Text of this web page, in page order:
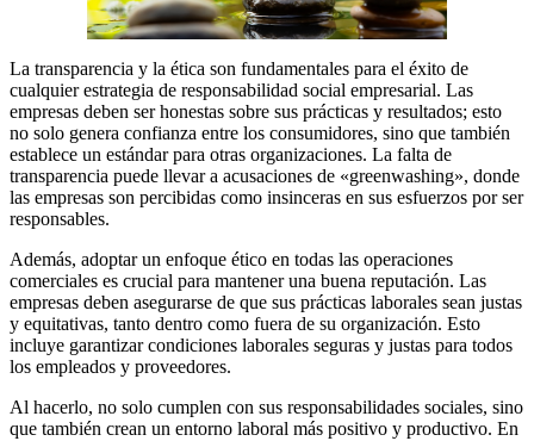
La transparencia y la ética son fundamentales para el éxito de
cualquier estrategia de responsabilidad social empresarial. Las
empresas deben ser honestas sobre sus prácticas y resultados; esto
no solo genera confianza entre los consumidores, sino que también
establece un estándar para otras organizaciones. La falta de
transparencia puede llevar a acusaciones de «greenwashing», donde
las empresas son percibidas como insinceras en sus esfuerzos por ser
responsables.
Además, adoptar un enfoque ético en todas las operaciones
comerciales es crucial para mantener una buena reputación. Las
empresas deben asegurarse de que sus prácticas laborales sean justas
y equitativas, tanto dentro como fuera de su organización. Esto
incluye garantizar condiciones laborales seguras y justas para todos
los empleados y proveedores.
Al hacerlo, no solo cumplen con sus responsabilidades sociales, sino
que también crean un entorno laboral más positivo y productivo. En